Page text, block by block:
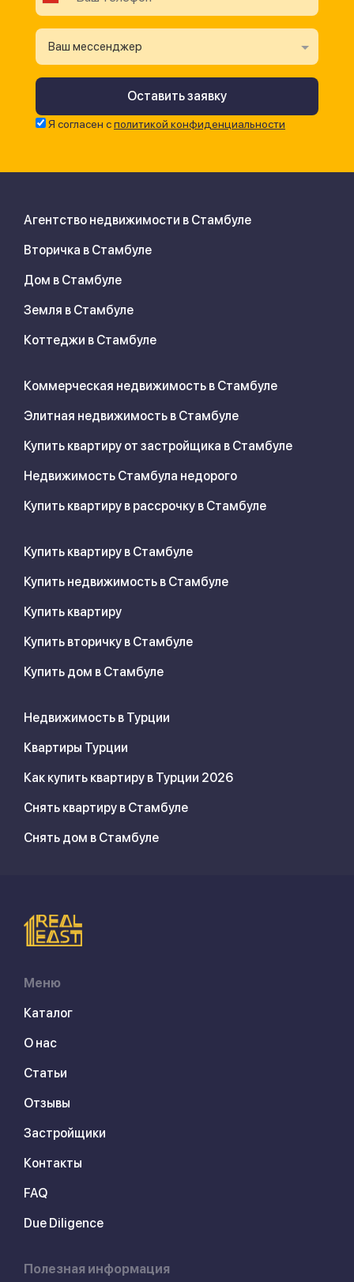
Ваш мессенджер
Я согласен сполитикой конфиденциальности
Агентство недвижимости в Стамбуле
Вторичка в Стамбуле
Дом в Стамбуле
Земля в Стамбуле
Коттеджи в Стамбуле
Коммерческая недвижимость в Стамбуле
Элитная недвижимость в Стамбуле
Купить квартиру от застройщика в Стамбуле
Недвижимость Стамбула недорого
Купить квартиру в рассрочку в Стамбуле
Купить квартиру в Стамбуле
Купить недвижимость в Стамбуле
Купить квартиру
Купить вторичку в Стамбуле
Купить дом в Стамбуле
Недвижимость в Турции
Квартиры Турции
Как купить квартиру в Турции 2026
Снять квартиру в Стамбуле
Снять дом в Стамбуле
Меню
Каталог
О нас
Статьи
Отзывы
Застройщики
Контакты
FAQ
Due Diligence
Полезная информация